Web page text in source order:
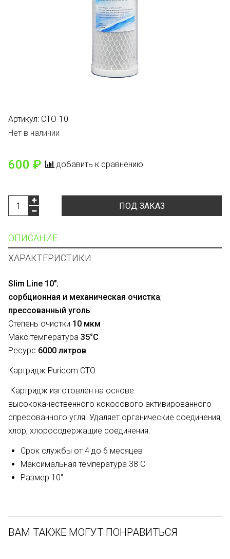
Артикул: CTO-10
Нет в наличии
600 ₽ добавить к сравнению
ПОД ЗАКАЗ
ОПИСАНИЕ
ХАРАКТЕРИСТИКИ
Slim Line 10″;
сорбционная и механическая очистка;
прессованный уголь
Степень очистки 10 мкм
Макс.температура 35°С
Ресурс 6000 литров
Картридж Puricom CTO
Картридж изготовлен на основе
высококачественного кокосового активированного
спресованного угля. Удаляет органические соединения,
хлор, хлоросодержащие соединения.
Срок службы от 4 до 6 месяцев
Максимальная температура 38 С
Размер 10"
ВАМ ТАКЖЕ МОГУТ ПОНРАВИТЬСЯ